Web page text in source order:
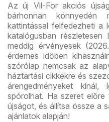
Az új Vil-For akciós
bárhonnan könnyedén
kattintással felfedezheti a
katalógusban
meddig érvényesek
érdemes időben
szórólap nemcsak az
háztartási cikkekre és
árengedményeket
spórolhat. Ha szeret
újságot, és állítsa össze a
ajánlatok alapján!